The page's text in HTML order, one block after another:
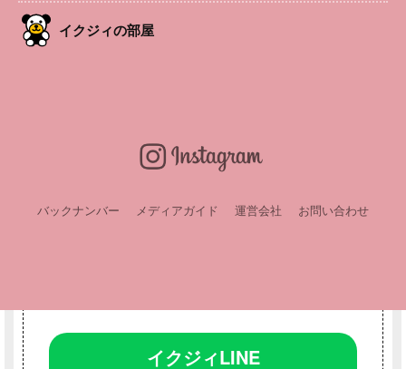
イクジィの部屋
バックナンバー メディアガイド 運営会社 お問い合わせ
申込み・問い合
わせ
理センター(℡0261-21-1212)
イクジィLINE